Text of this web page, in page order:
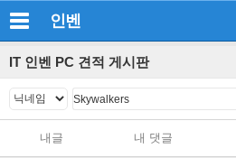
인벤
IT 인벤 PC 견적 게시판
내글 내 댓글